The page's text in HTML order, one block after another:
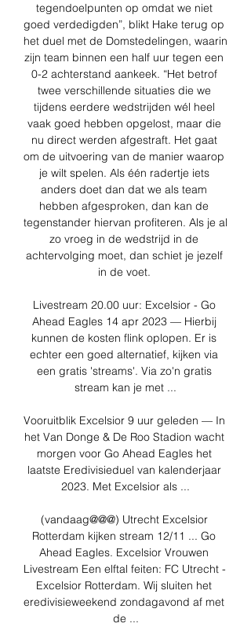
tegendoelpunten op omdat we niet
goed verdedigden”, blikt Hake terug op
het duel met de Domstedelingen, waarin
zijn team binnen een half uur tegen een
0-2 achterstand aankeek. “Het betrof
twee verschillende situaties die we
tijdens eerdere wedstrijden wél heel
vaak goed hebben opgelost, maar die
nu direct werden afgestraft. Het gaat
om de uitvoering van de manier waarop
je wilt spelen. Als één radertje iets
anders doet dan dat we als team
hebben afgesproken, dan kan de
tegenstander hiervan profiteren. Als je al
zo vroeg in de wedstrijd in de
achtervolging moet, dan schiet je jezelf
in de voet.
Livestream 20.00 uur: Excelsior - Go
Ahead Eagles 14 apr 2023 — Hierbij
kunnen de kosten flink oplopen. Er is
echter een goed alternatief, kijken via
een gratis 'streams'. Via zo'n gratis
stream kan je met ...
Vooruitblik Excelsior 9 uur geleden — In
het Van Donge & De Roo Stadion wacht
morgen voor Go Ahead Eagles het
laatste Eredivisieduel van kalenderjaar
2023. Met Excelsior als ...
(vandaag@@@) Utrecht Excelsior
Rotterdam kijken stream 12/11 ... Go
Ahead Eagles. Excelsior Vrouwen
Livestream Een elftal feiten: FC Utrecht -
Excelsior Rotterdam. Wij sluiten het
eredivisieweekend zondagavond af met
de ...